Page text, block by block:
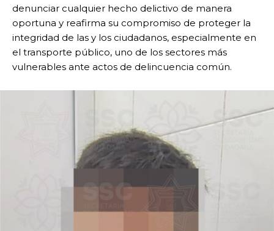
denunciar cualquier hecho delictivo de manera
oportuna y reafirma su compromiso de proteger la
integridad de las y los ciudadanos, especialmente en
el transporte público, uno de los sectores más
vulnerables ante actos de delincuencia común.